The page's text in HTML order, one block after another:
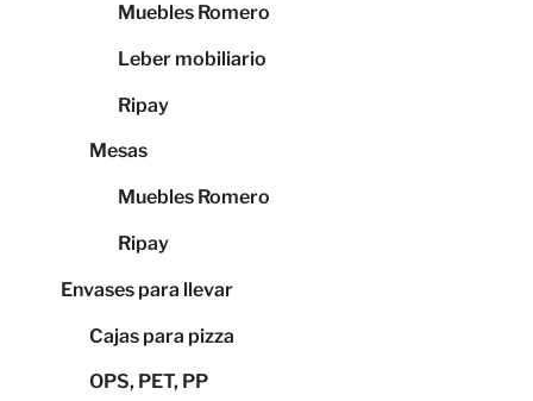
Muebles Romero
Leber mobiliario
Ripay
Mesas
Muebles Romero
Ripay
Envases para llevar
Cajas para pizza
OPS, PET, PP